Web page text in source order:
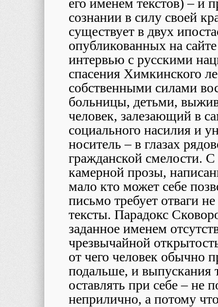
его именем текстов) – и
сознании в силу своей
существует в двух
опубликованных на
интервью с русскими
спасения Химкинского
собственными силами
больницы, детьми,
человек, залезающий в
социального насилия и
носитель – в глазах
гражданской смелости.
камерной прозы,
мало кто может себе
письмо требует отваги
тексты. Парадокс
заданное именем
чрезвычайной
от чего человек обычно
подальше, и выпускания
оставлять при себе – не
неприлично, а потому